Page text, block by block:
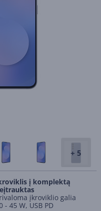
+ 5
į komplektą
įkroviklio galia
- 45 W, USB PD